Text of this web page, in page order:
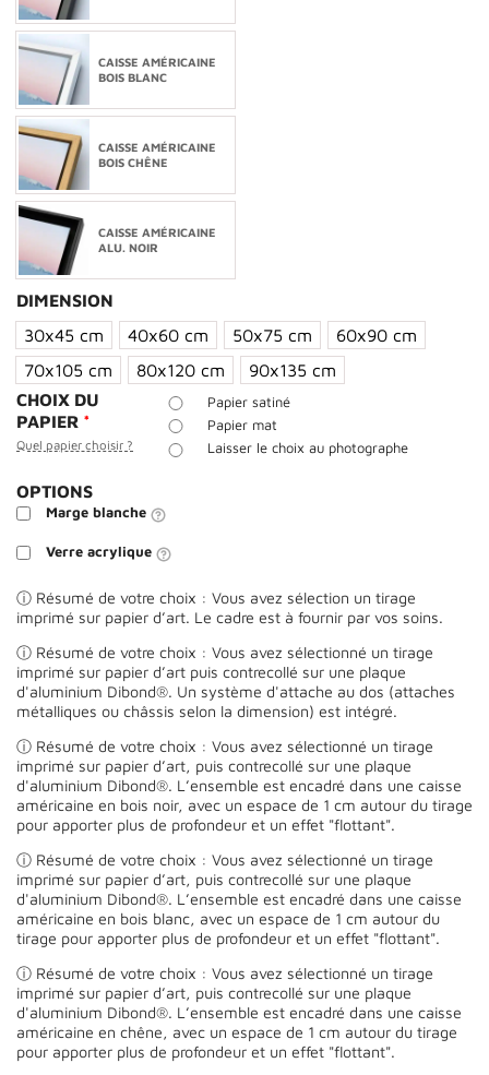
CAISSE AMÉRICAINE
BOIS BLANC
CAISSE AMÉRICAINE
BOIS CHÊNE
CAISSE AMÉRICAINE
ALU. NOIR
DIMENSION
30x45 cm
40x60 cm 50x75 cm
60x90 cm
70x105 cm
80x120 cm
90x135 cm
CHOIX DU
PAPIER *
Quel papier choisir ?
Papier satiné
Papier mat
Laisser le choix au photographe
OPTIONS
Marge blanche
Verre acrylique
ⓘ Résumé de votre choix : Vous avez sélection un tirage
imprimé sur papier d’art. Le cadre est à fournir par vos soins.
ⓘ Résumé de votre choix : Vous avez sélectionné un tirage
imprimé sur papier d’art puis contrecollé sur une plaque
d'aluminium Dibond®. Un système d'attache au dos (attaches
métalliques ou châssis selon la dimension) est intégré.
ⓘ Résumé de votre choix : Vous avez sélectionné un tirage
imprimé sur papier d’art, puis contrecollé sur une plaque
d'aluminium Dibond®. L’ensemble est encadré dans une caisse
américaine en bois noir, avec un espace de 1 cm autour du tirage
pour apporter plus de profondeur et un effet "flottant".
ⓘ Résumé de votre choix : Vous avez sélectionné un tirage
imprimé sur papier d’art, puis contrecollé sur une plaque
d'aluminium Dibond®. L’ensemble est encadré dans une caisse
américaine en bois blanc, avec un espace de 1 cm autour du
tirage pour apporter plus de profondeur et un effet "flottant".
ⓘ Résumé de votre choix : Vous avez sélectionné un tirage
imprimé sur papier d’art, puis contrecollé sur une plaque
d'aluminium Dibond®. L’ensemble est encadré dans une caisse
américaine en chêne, avec un espace de 1 cm autour du tirage
pour apporter plus de profondeur et un effet "flottant".